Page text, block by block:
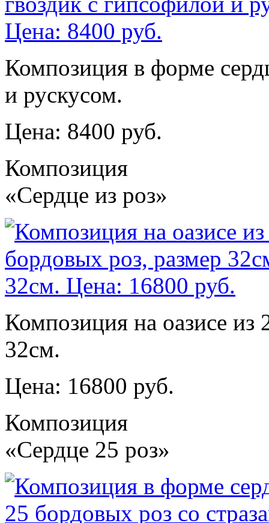
Композиция в форме
и рускусом.
Цена: 8400 руб.
Композиция
«Сердце из роз»
Композиция на оазисе из
32см.
Цена: 16800 руб.
Композиция
«Сердце 25 роз»